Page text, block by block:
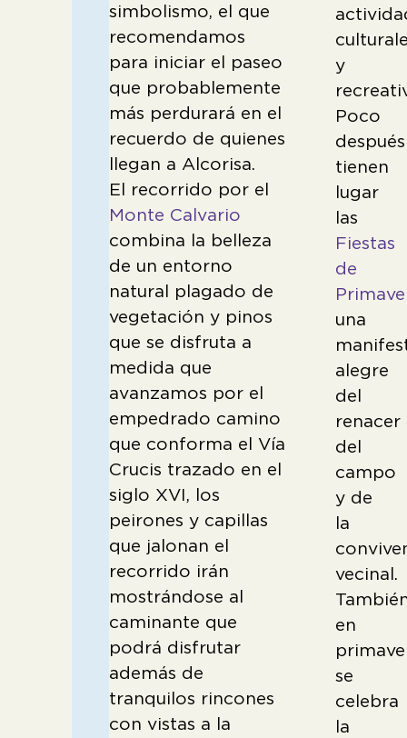
simbolismo, el que
recomendamos
para iniciar el paseo
que probablemente
más perdurará en el
recuerdo de quienes
llegan a Alcorisa.
El recorrido por el
Monte Calvario
combina la belleza
de un entorno
natural plagado de
vegetación y pinos
que se disfruta a
medida que
avanzamos por el
empedrado camino
que conforma el Vía
Crucis trazado en el
siglo XVI, los
peirones y capillas
que jalonan el
recorrido irán
mostrándose al
caminante que
podrá disfrutar
además de
tranquilos rincones
con vistas a la
y
Poco
después
tienen
lugar
las
Fiestas
de
una
alegre
del
renacer
del
campo
y de
la
vecinal.
en
se
celebra
la